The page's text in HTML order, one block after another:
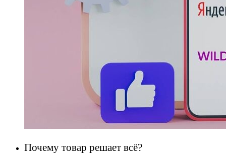
Почему товар решает всё?